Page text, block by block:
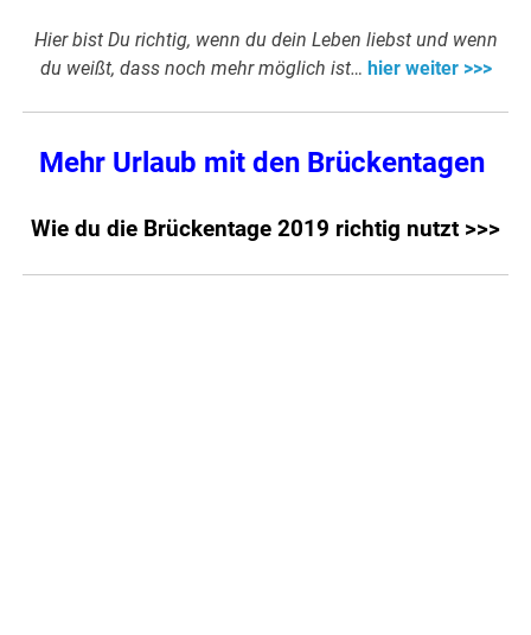
Hier bist Du richtig, wenn du dein Leben liebst und wenn
du weißt, dass noch mehr möglich ist… hier weiter >>>
Mehr Urlaub mit den Brückentagen
Wie du die Brückentage 2019 richtig nutzt >>>